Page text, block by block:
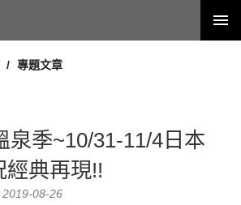
專題文章
泉季~10/31-11/4日本
經典再現!!
2019-08-26